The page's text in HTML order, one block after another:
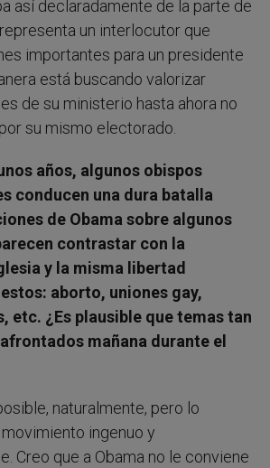
así declaradamente de la parte de
un interlocutor que
importantes para un presidente
está buscando valorizar
de su ministerio hasta ahora no
su mismo electorado.
años, algunos obispos
conducen una dura batalla
de Obama sobre algunos
contrastar con la
y la misma libertad
aborto, uniones gay,
etc. ¿Es plausible que temas tan
mañana durante el
naturalmente, pero lo
ingenuo y
Creo que a Obama no le conviene